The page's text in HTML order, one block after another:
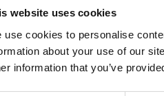
website uses cookies
use cookies to personalise
about your use of our
information that you’ve